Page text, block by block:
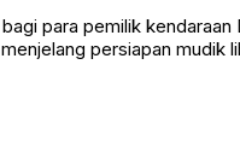
para pemilik
persiapan mudik